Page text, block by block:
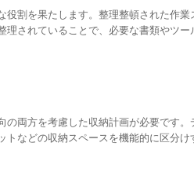
割を果たします。整理整頓された作
されていることで、必要な書類やツ
両方を考慮した収納計画が必要です
などの収納スペースを機能的に区分